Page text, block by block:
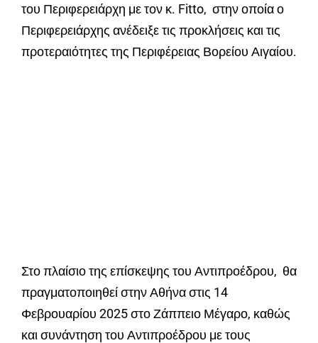
του Περιφερειάρχη με τον κ. Fitto, στην οποία ο
Περιφερειάρχης ανέδειξε τις προκλήσεις και τις
προτεραιότητες της Περιφέρειας Βορείου Αιγαίου.
Στο πλαίσιο της επίσκεψης του Αντιπροέδρου, θα
πραγματοποιηθεί στην Αθήνα στις 14
Φεβρουαρίου 2025 στο Ζάππειο Μέγαρο, καθώς
και συνάντηση του Αντιπροέδρου με τους